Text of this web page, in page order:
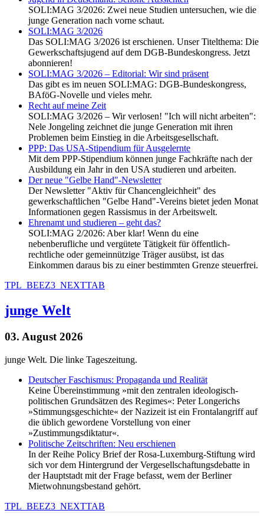
SOLI:MAG 3/2026: Zwei neue Studien untersuchen, wie die
junge Generation nach vorne schaut.
SOLI:MAG 3/2026
Das SOLI:MAG 3/2026 ist erschienen. Unser Titelthema: Die
Gewerkschaftsjugend auf dem DGB-Bundeskongress. Jetzt
abonnieren!
SOLI:MAG 3/2026 – Editorial: Wir sind präsent
Das gibt es im neuen SOLI:MAG: DGB-Bundeskongress,
BAföG-Novelle und vieles mehr.
Recht auf meine Zeit
SOLI:MAG 3/2026 – Wir verlosen! "Ich will nicht arbeiten":
Nele Jongeling zeichnet die junge Generation mit ihren
Problemen beim Einstieg in die Arbeitsgesellschaft.
PPP: Das USA-Stipendium für Ausgelernte
Mit dem PPP-Stipendium können junge Fachkräfte nach der
Ausbildung ein Jahr in den USA studieren und arbeiten.
Der neue "Gelbe Hand"-Newsletter
Der Newsletter "Aktiv für Chancengleichheit" des
gewerkschaftlichen "Gelbe Hand"-Vereins bietet jeden Monat
Informationen gegen Rassismus in der Arbeitswelt.
Ehrenamt und studieren – geht das?
SOLI:MAG 2/2026: Aber klar! Wenn du eine
nebenberufliche und vergütete Tätigkeit für öffentlich-
rechtliche oder gemeinnützige Träger ausübst, ist das
Einkommen daraus bis zu einer bestimmten Grenze steuerfrei.
TPL_BEEZ3_NEXTTAB
junge Welt
03. August 2026
junge Welt. Die linke Tageszeitung.
Deutscher Faschismus: Propaganda und Realität
Keine Übereinstimmung »mit den zentralen ideologisch-
politischen Grundsätzen des Regimes«: Peter Longerichs
»Stimmungsgeschichte« der Nazizeit ist ein Frontalangriff auf
die üblich gewordene Vorstellung von einer
»Zustimmungsdiktatur«.
Politische Zeitschriften: Neu erschienen
In der Reihe Policy Brief der Rosa-Luxemburg-Stiftung wird
sich vor dem Hintergrund der Vergesellschaftungsdebatte in
der Hauptstadt mit der Frage befasst, wem der Berliner
Mietwohnungsbestand gehört.
TPL_BEEZ3_NEXTTAB